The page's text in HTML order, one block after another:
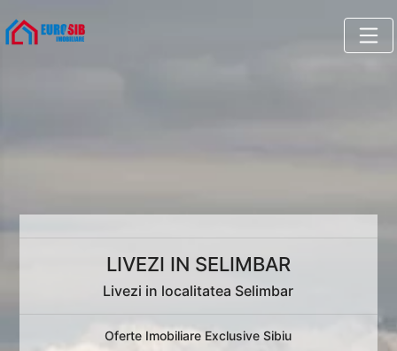
LIVEZI IN SELIMBAR
Livezi in localitatea Selimbar
Oferte Imobiliare Exclusive Sibiu